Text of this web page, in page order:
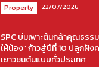
Property 22/07/2026
SPC บ่มเพาะต้นกล้าคุณธร
ให้น้อง” ก้าวสู่ปีที่ 10 ปลูกฝั
เยาวชนต้นแบบทั่วประเทศ